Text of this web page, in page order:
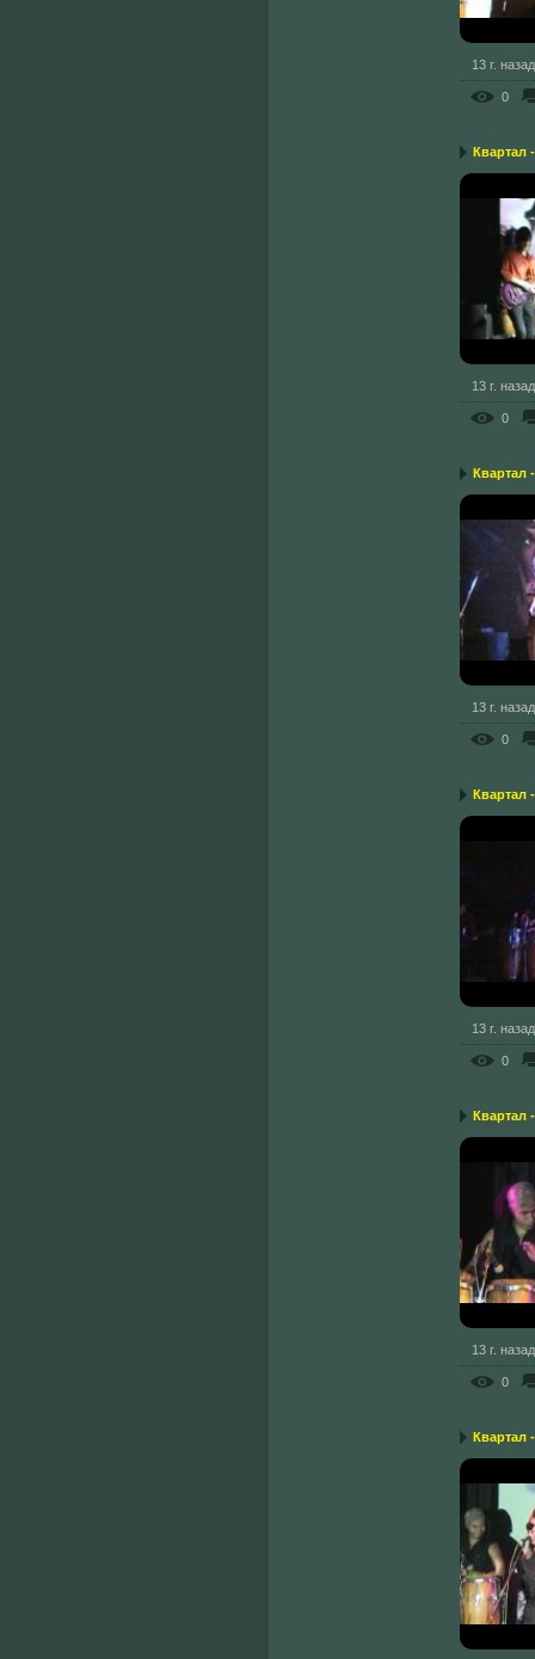
13 г. назад
0
Квартал
13 г. назад
0
Квартал
13 г. назад
0
Квартал
13 г. назад
0
Квартал
13 г. назад
0
Квартал